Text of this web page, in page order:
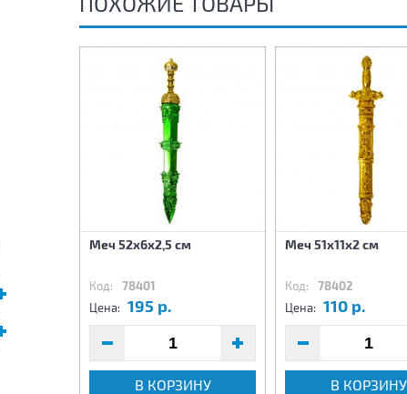
Меч 52х6х2,5 см
Код: 78401
Цена: 195 р.
В КОРЗИНУ
Меч 51х11х2 см
Код: 78402
Цена: 110 р.
В КОРЗИНУ